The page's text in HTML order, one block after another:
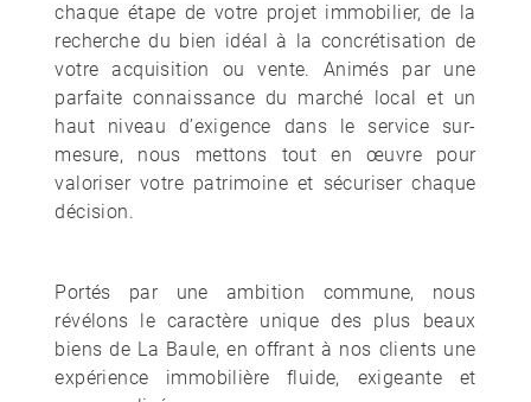
chaque étape de votre projet immobilier, de la
recherche du bien idéal à la concrétisation de
votre acquisition ou vente. Animés par une
parfaite connaissance du marché local et un
haut niveau d’exigence dans le service sur-
mesure, nous mettons tout en œuvre pour
valoriser votre patrimoine et sécuriser chaque
décision.
Portés par une ambition commune, nous
révélons le caractère unique des plus beaux
biens de La Baule, en offrant à nos clients une
expérience immobilière fluide, exigeante et